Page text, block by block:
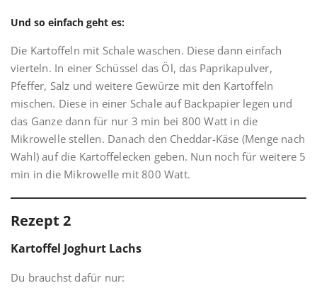
Und so einfach geht es:
Die Kartoffeln mit Schale waschen. Diese dann einfach
vierteln. In einer Schüssel das Öl, das Paprikapulver,
Pfeffer, Salz und weitere Gewürze mit den Kartoffeln
mischen. Diese in einer Schale auf Backpapier legen und
das Ganze dann für nur 3 min bei 800 Watt in die
Mikrowelle stellen. Danach den Cheddar-Käse (Menge nach
Wahl) auf die Kartoffelecken geben. Nun noch für weitere 5
min in die Mikrowelle mit 800 Watt.
Rezept 2
Kartoffel Joghurt Lachs
Du brauchst dafür nur: